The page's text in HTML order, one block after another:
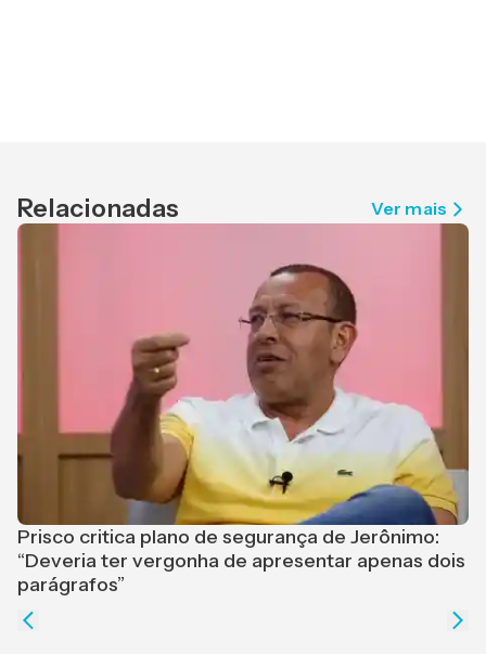
Relacionadas Ver mais
Prisco critica plano de segurança de Jerônimo:
“Deveria ter vergonha de apresentar apenas dois
parágrafos”